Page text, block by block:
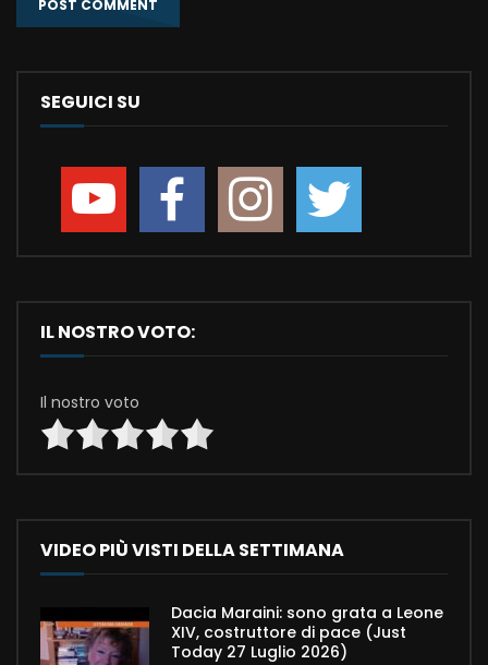
SEGUICI SU
IL NOSTRO VOTO:
Il nostro voto
VIDEO PIÙ VISTI DELLA SETTIMANA
Dacia Maraini: sono grata a Leone
XIV, costruttore di pace (Just
Today 27 Luglio 2026)